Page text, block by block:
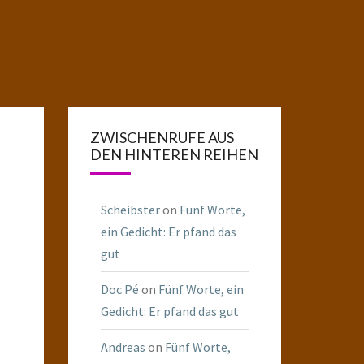
ZWISCHENRUFE AUS
DEN HINTEREN REIHEN
Scheibsteron Fünf Worte,
ein Gedicht: Er pfand das
gut
Doc Pé on Fünf Worte, ein
Gedicht: Er pfand das gut
Andreas on Fünf Worte,